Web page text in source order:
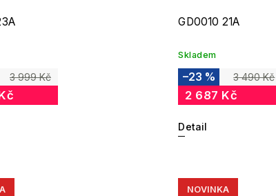
3 999 Kč
GD0010 21A
Skladem
3 490 Kč
–23 %
2 687 Kč
Detail
NOVINKA